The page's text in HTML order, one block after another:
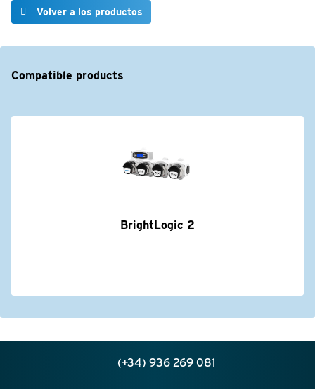
Volver a los productos
Compatible products
BrightLogic 2
(+34) 936 269 081